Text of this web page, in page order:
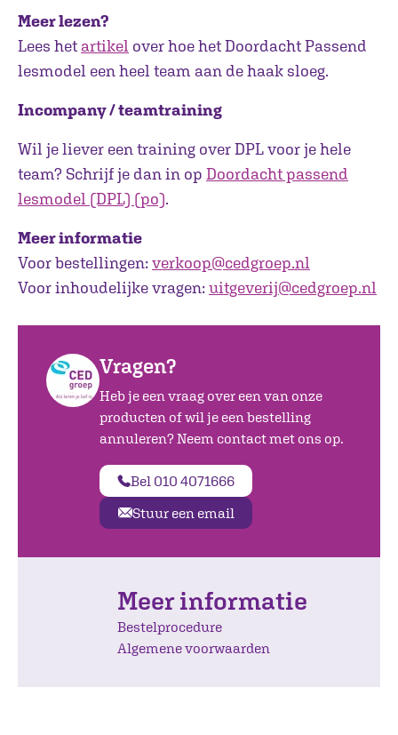
Meer lezen?
Lees hetartikel over hoe het Doordacht Passend
lesmodel een heel team aan de haak sloeg.
Incompany / teamtraining
Wil je liever een training over DPL voor je hele
team? Schrijf je dan in op Doordacht passend
lesmodel (DPL) (po).
Meer informatie
Voor bestellingen:verkoop@cedgroep.nl
Voor inhoudelijke vragen:uitgeverij@cedgroep.nl
Vragen?
Heb je een vraag over een van onze
producten of wil je een bestelling
annuleren? Neem contact met ons op.
Bel 010 4071666
Stuur een email
Meer informatie
Bestelprocedure
Algemene voorwaarden